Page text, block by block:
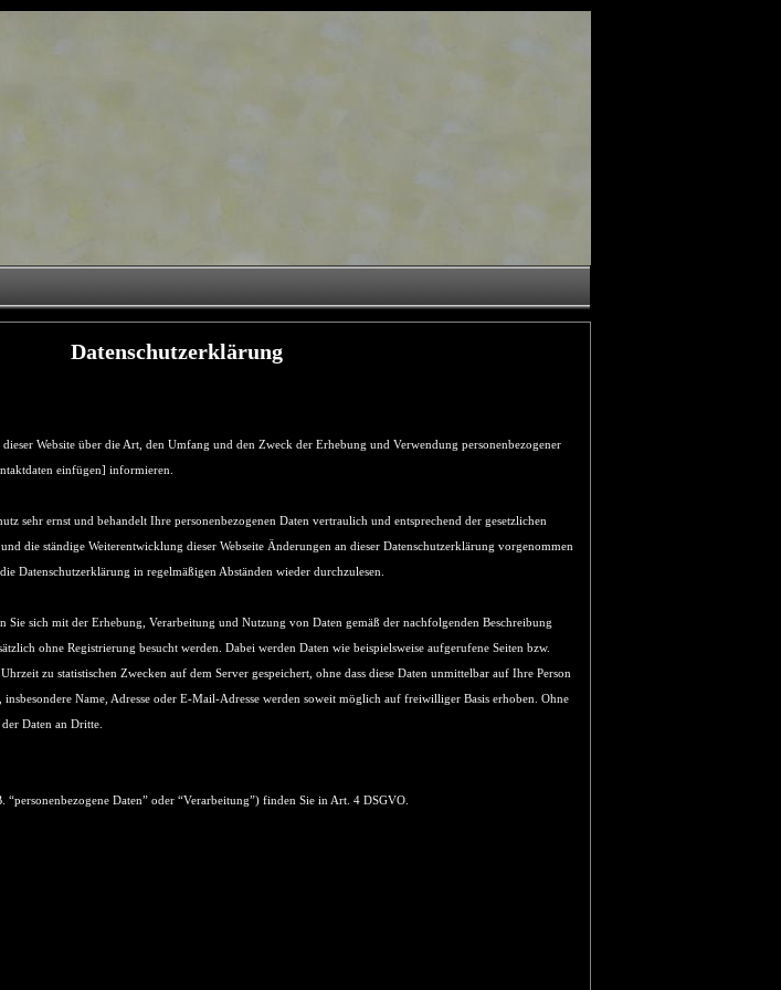
Datenschutzerklärung
Website über die Art, den Umfang und den Zweck der Erhebung und Verwendung personenbezogener
einfügen] informieren.
sehr ernst und behandelt Ihre personenbezogenen Daten vertraulich und entsprechend der gesetzlichen
die ständige Weiterentwicklung dieser Webseite Änderungen an dieser Datenschutzerklärung vorgenommen
Datenschutzerklärung in regelmäßigen Abständen wieder durchzulesen.
Sie sich mit der Erhebung, Verarbeitung und Nutzung von Daten gemäß der nachfolgenden Beschreibung
ohne Registrierung besucht werden. Dabei werden Daten wie beispielsweise aufgerufene Seiten bzw.
zu statistischen Zwecken auf dem Server gespeichert, ohne dass diese Daten unmittelbar auf Ihre Person
insbesondere Name, Adresse oder E-Mail-Adresse werden soweit möglich auf freiwilliger Basis erhoben. Ohne
Daten an Dritte.
Daten” oder “Verarbeitung”) finden Sie in Art. 4 DSGVO.